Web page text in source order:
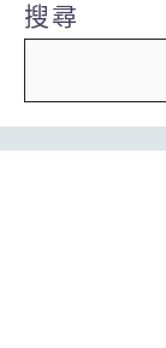
搜尋